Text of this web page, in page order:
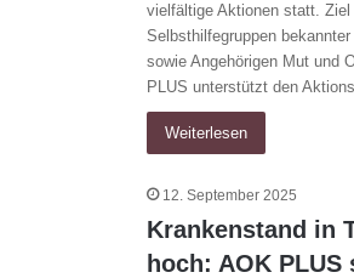
vielfältige Aktionen statt.
Selbsthilfegruppen
sowie Angehörigen Mut und
PLUS unterstützt den
Weiterlesen
12. September 2025
Krankenstand in
hoch: AOK PLUS